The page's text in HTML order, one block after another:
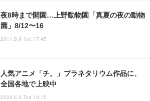
夜8時まで開園…上野動物園「真夏の夜の動物
園」8/12〜16
2011.8.9 Tue 17:45
人気アニメ「チ。」プラネタリウム作品に、
全国各地で上映中
2026.6.9 Tue 18:15